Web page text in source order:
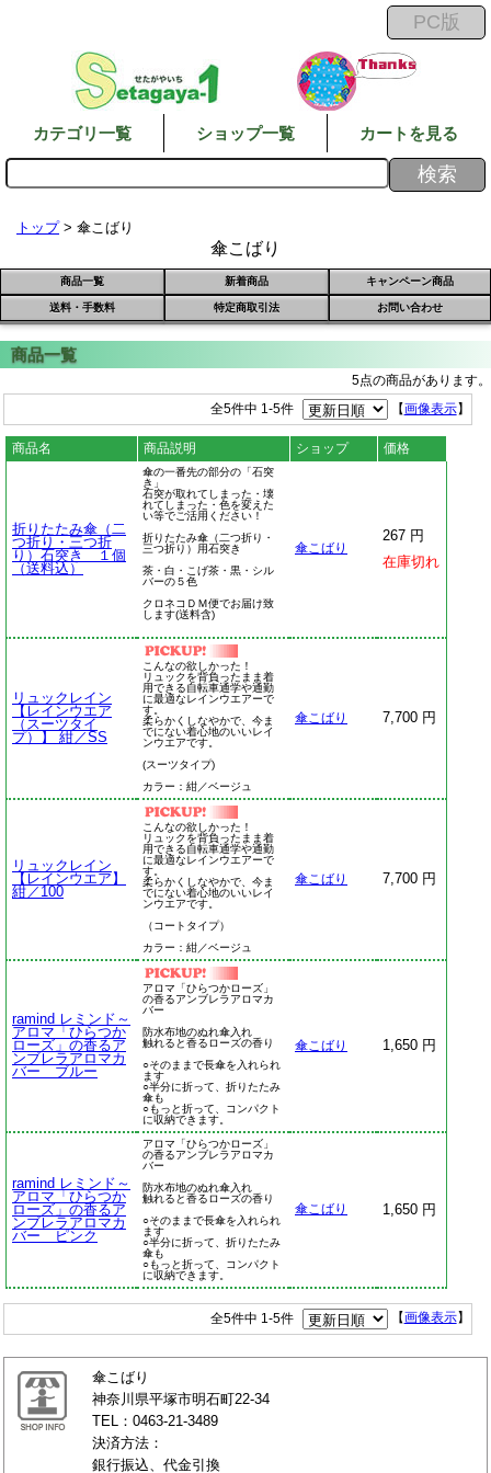
カテゴリ一覧 ショップ一覧 カートを見る
トップ> 傘こばり
傘こばり
商品一覧 新着商品 キャンペーン商品
送料・手数料 特定商取引法 お問い合わせ
5点の商品があります。
全5件中 1-5件 【画像表示】
商品名 商品説明 ショップ 価格
折りたたみ傘（二
つ折り・三つ折
り）石突き １個
（送料込）
傘の一番先の部分の「石突
き」
石突が取れてしまった・壊
れてしまった・色を変えた
い等でご活用ください！
折りたたみ傘（二つ折り・
三つ折り）用石突き
茶・白・こげ茶・黒・シル
バーの５色
クロネコＤＭ便でお届け致
します(送料含)
傘こばり
267 円
在庫切れ
リュックレイン
【レインウエア
（スーツタイ
プ）】 紺／SS
こんなの欲しかった！
リュックを背負ったまま着
用できる自転車通学や通勤
に最適なレインウエアーで
す。
柔らかくしなやかで、今ま
でにない着心地のいいレイ
ンウエアです。
(スーツタイプ)
カラー：紺／ベージュ
傘こばり 7,700 円
リュックレイン
【レインウエア】
紺／100
こんなの欲しかった！
リュックを背負ったまま着
用できる自転車通学や通勤
に最適なレインウエアーで
す。
柔らかくしなやかで、今ま
でにない着心地のいいレイ
ンウエアです。
（コートタイプ）
カラー：紺／ベージュ
傘こばり 7,700 円
ramind レミンド～
アロマ「ひらつか
ローズ」の香るア
ンブレラアロマカ
バー ブルー
アロマ「ひらつかローズ」
の香るアンブレラアロマカ
バー
防水布地のぬれ傘入れ
触れると香るローズの香り
○そのままで長傘を入れられ
ます
○半分に折って、折りたたみ
傘も
○もっと折って、コンパクト
に収納できます。
傘こばり 1,650 円
ramind レミンド～
アロマ「ひらつか
ローズ」の香るア
ンブレラアロマカ
バー ピンク
アロマ「ひらつかローズ」
の香るアンブレラアロマカ
バー
防水布地のぬれ傘入れ
触れると香るローズの香り
○そのままで長傘を入れられ
ます
○半分に折って、折りたたみ
傘も
○もっと折って、コンパクト
に収納できます。
傘こばり 1,650 円
全5件中 1-5件 【 画像表示】
傘こばり
神奈川県平塚市明石町22-34
TEL：0463-21-3489
決済方法：
銀行振込、代金引換